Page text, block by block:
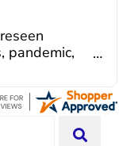
pandemic,